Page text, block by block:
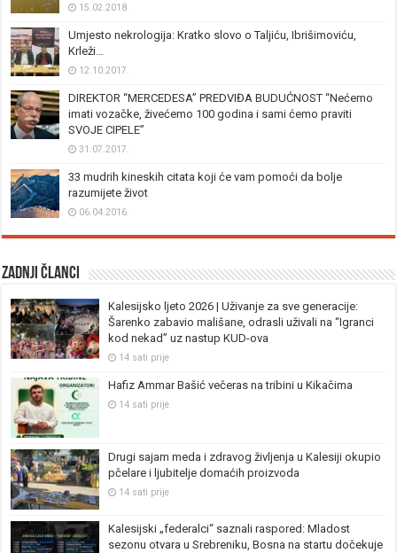
15.02.2018.
Umjesto nekrologija: Kratko slovo o Taljiću, Ibrišimoviću,
Krleži…
12.10.2017.
DIREKTOR “MERCEDESA” PREDVIĐA BUDUĆNOST “Nećemo
imati vozačke, živećemo 100 godina i sami ćemo praviti
SVOJE CIPELE”
31.07.2017.
33 mudrih kineskih citata koji će vam pomoći da bolje
razumijete život
06.04.2016.
Zadnji članci
Kalesijsko ljeto 2026 | Uživanje za sve generacije:
Šarenko zabavio mališane, odrasli uživali na “Igranci
kod nekad” uz nastup KUD-ova
14 sati prije
Hafiz Ammar Bašić večeras na tribini u Kikačima
14 sati prije
Drugi sajam meda i zdravog življenja u Kalesiji okupio
pčelare i ljubitelje domaćih proizvoda
14 sati prije
Kalesijski „federalci“ saznali raspored: Mladost
sezonu otvara u Srebreniku, Bosna na startu dočekuje